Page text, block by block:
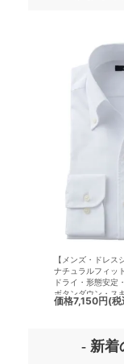
【メンズ・ドレス
ナチュラルフィッ
ドライ・形態安定
ボタンダウン・ス
無し
価格7,150円(税
- 新着